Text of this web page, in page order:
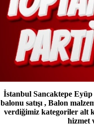
İstanbul Sancaktepe
balonu satışı , Balon
verdiğimiz kategoriler alt
hizmet